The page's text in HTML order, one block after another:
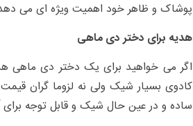
پوشاک و ظاهر خود اهمیت ویژه ای می
هدیه برای دختر دی ماهی
اگر می خواهید برای یک دختر دی ماهی
کادوی بسیار شیک ولی نه لزوما گران قیمت
ساده و در عین حال شیک و قابل توجه برای